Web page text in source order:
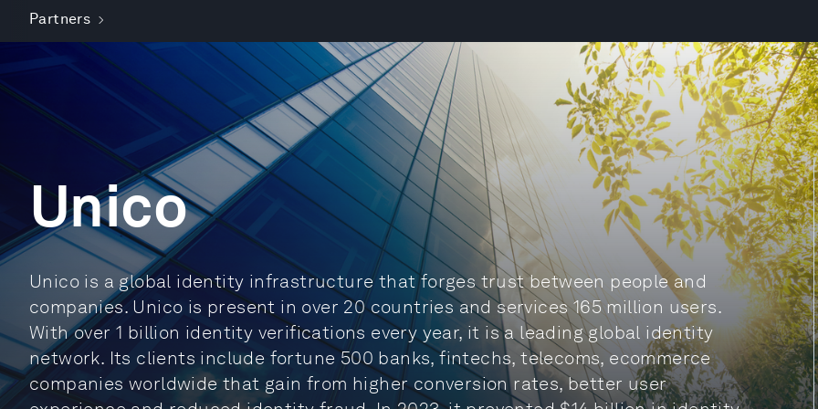
Partners
Unico
Unico is a global identity infrastructure that forges trust between people and
companies. Unico is present in over 20 countries and services 165 million users.
With over 1 billion identity verifications every year, it is a leading global identity
network. Its clients include fortune 500 banks, fintechs, telecoms, ecommerce
companies worldwide that gain from higher conversion rates, better user